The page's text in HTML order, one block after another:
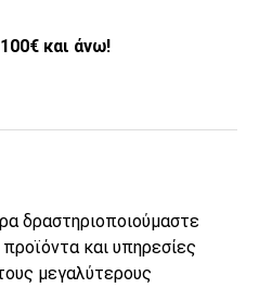
και άνω!
δραστηριοποιούμαστε
και υπηρεσίες
μεγαλύτερους